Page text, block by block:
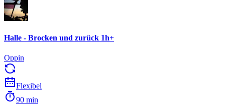
Halle - Brocken und zurück 1h+
Oppin
Flexibel
90 min